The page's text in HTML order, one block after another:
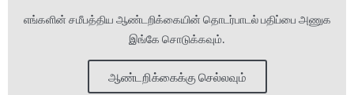
எங்களின் சமீபத்திய ஆண்டறிக்கையின் தொடர்பாடல் பதிப்பை அணுக
இங்கே சொடுக்கவும்.
ஆண்டறிக்கைக்கு செல்லவும்